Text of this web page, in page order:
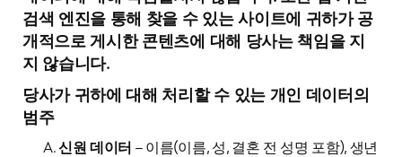
검색 엔진을 통해 찾을 수 있는 사이트에 귀하가 공
개적으로 게시한 콘텐츠에 대해 당사는 책임을 지
지 않습니다.
당사가 귀하에 대해 처리할 수 있는 개인 데이터의
범주
신원 데이터 – 이름(이름, 성, 결혼 전 성명 포함), 생년